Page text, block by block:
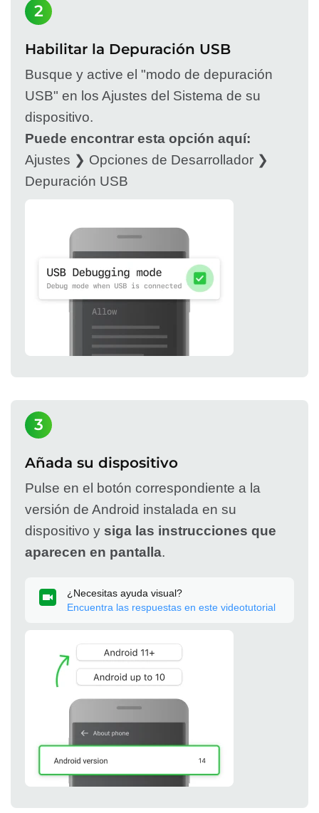
2
Habilitar la Depuración USB
Busque y active el "modo de depuración
USB" en los Ajustes del Sistema de su
dispositivo.
Puede encontrar esta opción aquí:
Ajustes ❯ Opciones de Desarrollador ❯
Depuración USB
3
Añada su dispositivo
Pulse en el botón correspondiente a la
versión de Android instalada en su
dispositivo y siga las instrucciones que
aparecen en pantalla.
¿Necesitas ayuda visual?
Encuentra las respuestas en este videotutorial